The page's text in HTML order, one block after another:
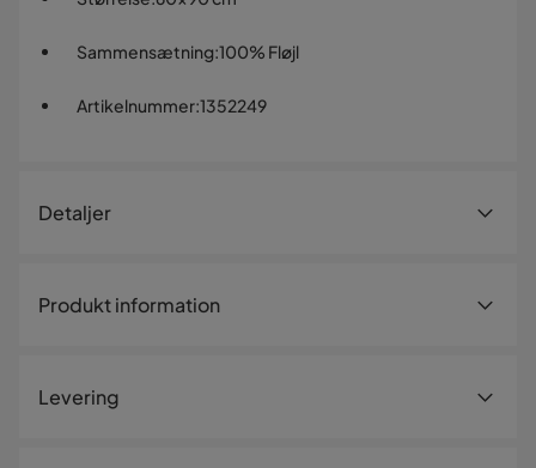
Sammensætning:100% Fløjl
Artikelnummer:1352249
Detaljer
Størrelse
Tykkelse
Produkt information
Levering